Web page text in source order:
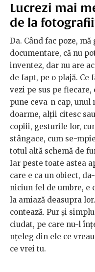
Lucrezi mai
de la
Da. Când fac poze,
documentare, că nu
inventez, dar nu are
de fapt, pe o plajă. Ce
vezi pe sus pe fiecare,
pune ceva-n cap, unul
doarme, alții citesc
copiii, gesturile lor,
stângace, cum se-
totul altă schemă de
Iar peste toate astea
care e ca un obiect,
niciun fel de umbre, e
la amiază deasupra
contează. Pur și
ciudat, pe care nu-l
nțeleg din ele ce
ce vrei tu.